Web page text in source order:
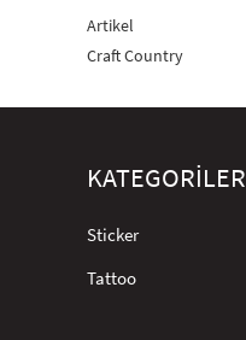
Artikel
Craft Country
KATEGORİLER
Sticker
Tattoo